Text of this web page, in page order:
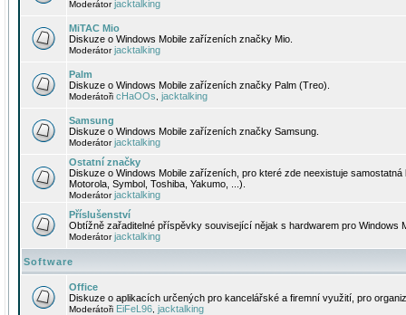
Moderátorjacktalking
MiTAC Mio
Diskuze o Windows Mobile zařízeních značky Mio.
Moderátorjacktalking
Palm
Diskuze o Windows Mobile zařízeních značky Palm (Treo).
Moderátoři cHaOOs jacktalking
Samsung
Diskuze o Windows Mobile zařízeních značky Samsung.
Moderátorjacktalking
Ostatní značky
Diskuze o Windows Mobile zařízeních, pro které zde neexistuje
Motorola, Symbol, Toshiba, Yakumo, ...).
Moderátorjacktalking
Příslušenství
Obtížně zařaditelné příspěvky související nějak s hardwarem pro Windows
Moderátorjacktalking
Software
Office
Diskuze o aplikacích určených pro kancelářské a firemní využití, pro
Moderátoři EiFeL96 jacktalking